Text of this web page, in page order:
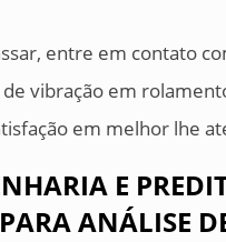
entre em contato
vibração em
em melhor lhe
E
ANÁLISE